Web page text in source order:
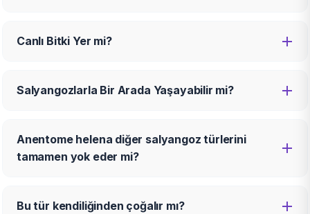
Canlı Bitki Yer mi?
Salyangozlarla Bir Arada Yaşayabilir mi?
Anentome helena diğer salyangoz türlerini
tamamen yok eder mi?
Bu tür kendiliğinden çoğalır mı?